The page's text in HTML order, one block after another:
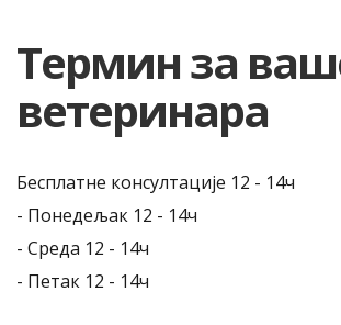
Термин за
ветеринара
Бесплатне консултације 12 - 14ч
- Понедељак 12 - 14ч
- Среда 12 - 14ч
- Петак 12 - 14ч